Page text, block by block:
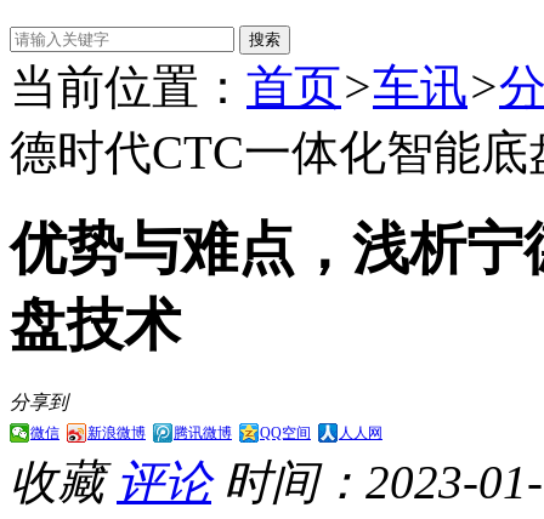
当前位置： 首页>车讯>
德时代CTC一体化智能底
优势与难点，浅析
盘技术
分享到
微信 新浪微博 腾讯微博 QQ空间 人人网
收藏 评论 时间：2023-